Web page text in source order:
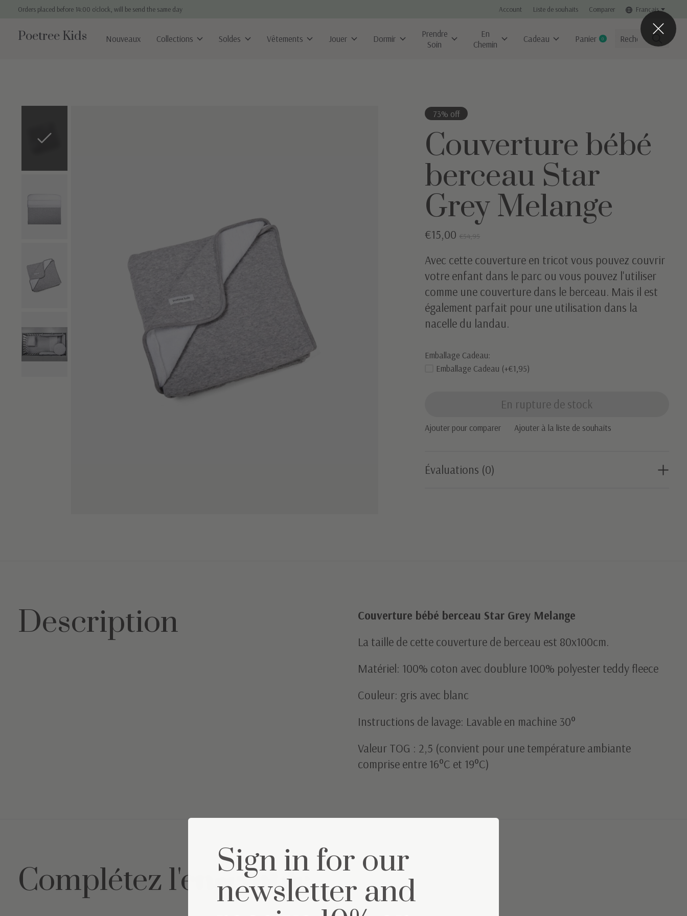
Orders placed before 14:00 o'clock, will be send the same day Account Liste de souhaits Comparer Français
Poetree Kids Nouveaux Collections Soldes Vêtements Jouer Dormir
Prendre
Soin
En
Chemin
Cadeau Panier 0items
73% off
Couverture bébé
berceau Star
Grey Melange
€15,00 €54,95
Avec cette couverture en tricot vous pouvez couvrir
votre enfant dans le parc ou vous pouvez l'utiliser
comme une couverture dans le berceau. Mais il est
également parfait pour une utilisation dans la
nacelle du landau.
Emballage Cadeau:
Emballage Cadeau (+€1,95)
En rupture de stock
Ajouter pour comparer Ajouter à la liste de souhaits
Évaluations (0)
Description
Couverture bébé berceau Star Grey Melange
La taille de cette couverture de berceau est 80x100cm.
Matériel: 100% coton avec doublure 100% polyester teddy fleece
Couleur: gris avec blanc
Instructions de lavage: Lavable en machine 30°
Valeur TOG : 2,5 (convient pour une température ambiante
comprise entre 16°C et 19°C)
Complétez l'ensemble
Sign in for our
newsletter and